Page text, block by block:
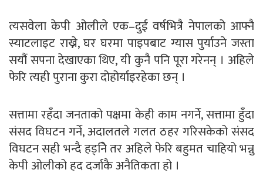
त्यसवेला केपी ओलीले एक–दुई वर्षभित्रै नेपालको आफ्नै
स्याटलाइट राख्ने, घर घरमा पाइपबाट ग्यास पुर्याउने जस्ता
सयौं सपना देखाएका थिए, यी कुनै पनि पूरा गरेनन् । अहिले
फेरि त्यही पुराना कुरा दोहोर्याइरहेका छन् ।
सत्तामा रहँदा जनताको पक्षमा केही काम नगर्ने, सत्तामा हुँदा
संसद विघटन गर्ने, अदालतले गलत ठहर गरिसकेको संसद
विघटन सही भन्दै हड्निे तर अहिले फेरि बहुमत चाहियो भन्नु
केपी ओलीको हद दर्जाकै अनैतिकता हो ।